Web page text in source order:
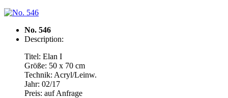
No. 546
Description:
Titel: Elan I
Größe: 50 x 70 cm
Technik: Acryl/Leinw.
Jahr: 02/17
Preis: auf Anfrage